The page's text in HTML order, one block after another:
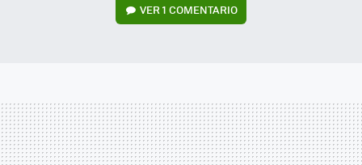
VER1 COMENTARIO